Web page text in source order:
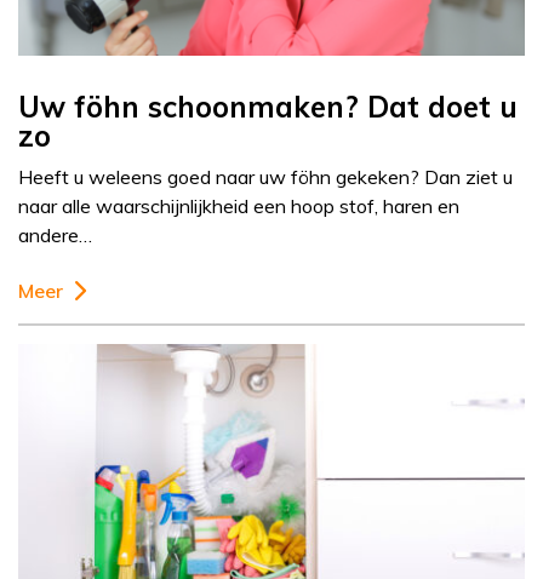
Uw föhn schoonmaken? Dat doet u
zo
Heeft u weleens goed naar uw föhn gekeken? Dan ziet u
naar alle waarschijnlijkheid een hoop stof, haren en
andere…
Meer